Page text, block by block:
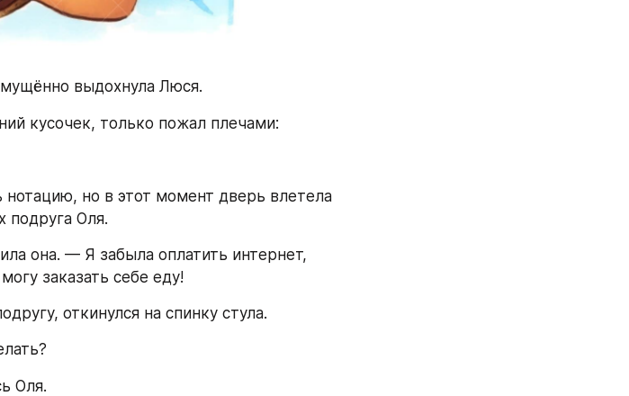
выдохнула Люся.
кусочек, только пожал плечами:
но в этот момент дверь влетела
подруга Оля.
она. — Я забыла оплатить интернет,
заказать себе еду!
откинулся на спинку стула.
Оля.